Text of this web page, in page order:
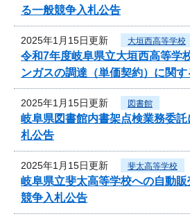
る一般競争入札公告
2025年1月15日更新 大垣西高等学校
令和7年度岐阜県立大垣西高等学
ンガスの調達（単価契約）に関
2025年1月15日更新 図書館
岐阜県図書館内書架点検業務委
札公告
2025年1月15日更新 斐太高等学校
岐阜県立斐太高等学校への自動
競争入札公告